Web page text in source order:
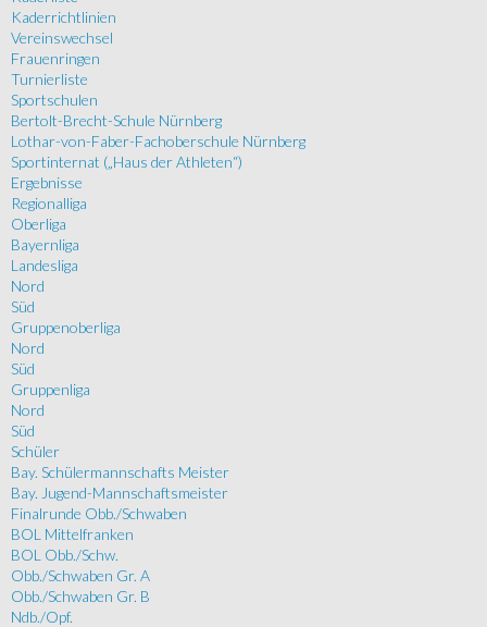
Kaderrichtlinien
Vereinswechsel
Frauenringen
Turnierliste
Sportschulen
Bertolt-Brecht-Schule Nürnberg
Lothar-von-Faber-Fachoberschule Nürnberg
Sportinternat („Haus der Athleten“)
Ergebnisse
Regionalliga
Oberliga
Bayernliga
Landesliga
Nord
Süd
Gruppenoberliga
Nord
Süd
Gruppenliga
Nord
Süd
Schüler
Bay. Schülermannschafts Meister
Bay. Jugend-Mannschaftsmeister
Finalrunde Obb./Schwaben
BOL Mittelfranken
BOL Obb./Schw.
Obb./Schwaben Gr. A
Obb./Schwaben Gr. B
Ndb./Opf.